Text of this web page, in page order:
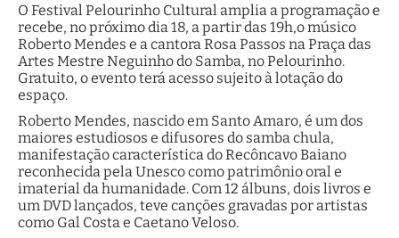
O Festival Pelourinho Cultural amplia a programação e
recebe, no próximo dia 18, a partir das 19h,o músico
Roberto Mendes e a cantora Rosa Passos na Praça das
Artes Mestre Neguinho do Samba, no Pelourinho.
Gratuito, o evento terá acesso sujeito à lotação do
espaço.
Roberto Mendes, nascido em Santo Amaro, é um dos
maiores estudiosos e difusores do samba chula,
manifestação característica do Recôncavo Baiano
reconhecida pela Unesco como patrimônio oral e
imaterial da humanidade. Com 12 álbuns, dois livros e
um DVD lançados, teve canções gravadas por artistas
como Gal Costa e Caetano Veloso.